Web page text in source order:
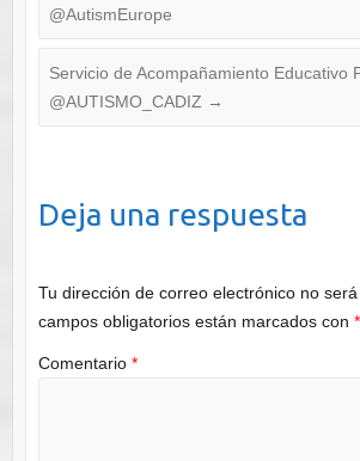
@AutismEurope
Servicio de Acompañamiento Educativo
@AUTISMO_CADIZ →
Deja una respuesta
Tu dirección de correo electrónico no será
campos obligatorios están marcados con *
Comentario *